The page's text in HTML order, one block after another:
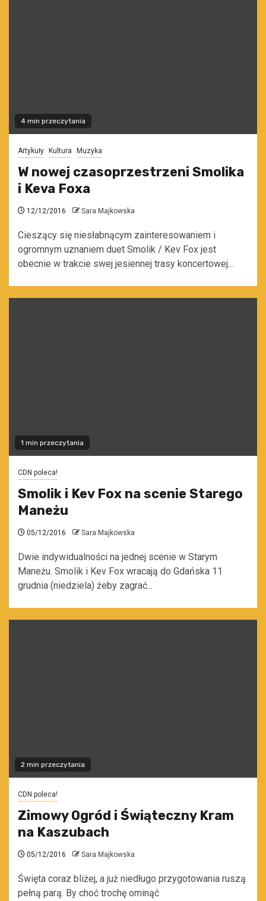
4 min przeczytania
Artykuły Kultura Muzyka
W nowej czasoprzestrzeni Smolika
i Keva Foxa
12/12/2016 Sara Majkowska
Cieszący się niesłabnącym zainteresowaniem i
ogromnym uznaniem duet Smolik / Kev Fox jest
obecnie w trakcie swej jesiennej trasy koncertowej...
1 min przeczytania
CDN poleca!
Smolik i Kev Fox na scenie Starego
Maneżu
05/12/2016 Sara Majkowska
Dwie indywidualności na jednej scenie w Starym
Maneżu. Smolik i Kev Fox wracają do Gdańska 11
grudnia (niedziela) żeby zagrać...
2 min przeczytania
CDN poleca!
Zimowy Ogród i Świąteczny Kram
na Kaszubach
05/12/2016 Sara Majkowska
Święta coraz bliżej, a już niedługo przygotowania ruszą
pełną parą. By choć trochę ominąć